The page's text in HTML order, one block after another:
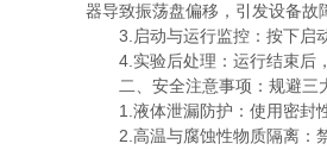
器导致振荡盘偏移，引发设备故
3.启动与运行监控：按下启动
4.实验后处理：运行结束后，
二、安全注意事项：规避三
1.液体泄漏防护：使用密封性
2.高温与腐蚀性物质隔离：禁